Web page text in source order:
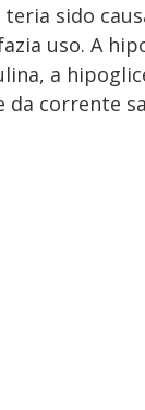
sido
uso. A
a
da corrente